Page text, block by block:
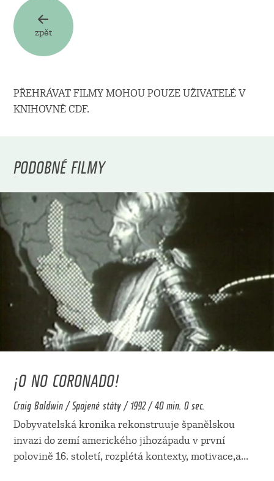
zpět
PŘEHRÁVAT FILMY MOHOU POUZE UŽIVATELÉ V
KNIHOVNĚ CDF.
PODOBNÉ FILMY
¡O NO CORONADO!
Craig Baldwin / Spojené státy / 1992 / 40 min. 0 sec.
Dobyvatelská kronika rekonstruuje španělskou
invazi do zemí amerického jihozápadu v první
polovině 16. století, rozplétá kontexty, motivace,a...